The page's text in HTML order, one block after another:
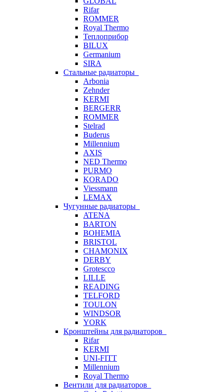
Rifar
ROMMER
Royal Thermo
Теплоприбор
BILUX
Germanium
SIRA
Стальные радиаторы
Arbonia
Zehnder
KERMI
BERGERR
ROMMER
Stelrad
Buderus
Millennium
AXIS
NED Thermo
PURMO
KORADO
Viessmann
LEMAX
Чугунные радиаторы
ATENA
BARTON
BOHEMIA
BRISTOL
CHAMONIX
DERBY
Grotescco
LILLE
READING
TELFORD
TOULON
WINDSOR
YORK
Кронштейны для радиаторов
Rifar
KERMI
UNI-FITT
Millennium
Royal Thermo
Вентили для радиаторов